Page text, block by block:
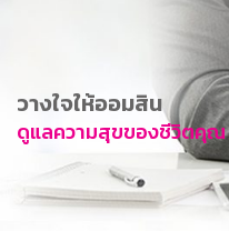
การพัฒนาที่ยั่งยืน
ข่าวสาร
บริการทางการเงิน
อื่นๆ
วางใจให้ออมสิน
ดูแลความสุขของชีวิตคุณ